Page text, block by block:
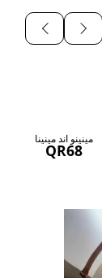
مينينو اند مينينا
QR68